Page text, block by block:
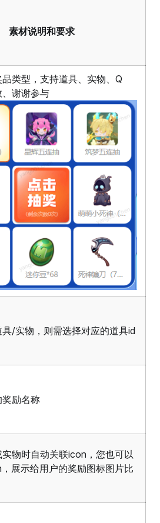
素材说明和要求
类型，支持道具、实物、Q
谢谢参与
/实物，则需选择对应的道具id
励名称
物时自动关联icon，您也可以
展示给用户的奖励图标图片比